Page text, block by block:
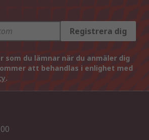
Registrera dig
som du lämnar när du anmäler dig
att behandlas i enlighet med
.